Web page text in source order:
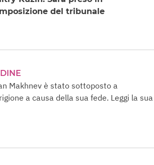
del tribunale
Makhnev è stato sottoposto a
a causa della sua fede. Leggi la sua